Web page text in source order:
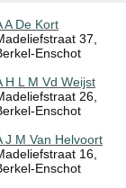
A De Kort
37,
Enschot
H L M Vd Weijst
26,
Enschot
J M Van Helvoort
16,
Enschot